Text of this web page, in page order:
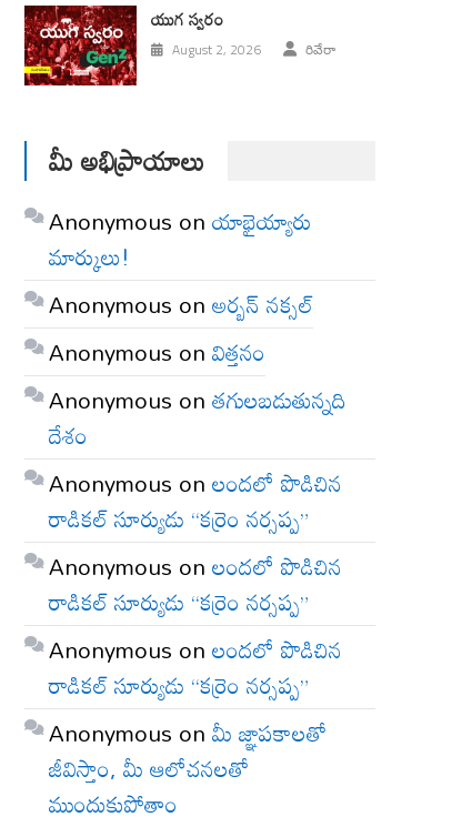
యుగ స్వ‌రం
August 2, 2026 రివేరా
మీ అభిప్రాయాలు
Anonymous onయాభైయ్యారు
మార్కులు!
Anonymous onఅర్బన్ నక్సల్
Anonymous onవిత్తనం
Anonymous onతగులబడుతున్నది
దేశం
Anonymous onలందలో పొడిచిన
రాడికల్ సూర్యుడు “కర్రెం నర్సప్ప”
Anonymous onలందలో పొడిచిన
రాడికల్ సూర్యుడు “కర్రెం నర్సప్ప”
Anonymous onలందలో పొడిచిన
రాడికల్ సూర్యుడు “కర్రెం నర్సప్ప”
Anonymous onమీ జ్ఞాపకాలతో
జీవిస్తాం, మీ ఆలోచనలతో
ముందుకుపోతాం